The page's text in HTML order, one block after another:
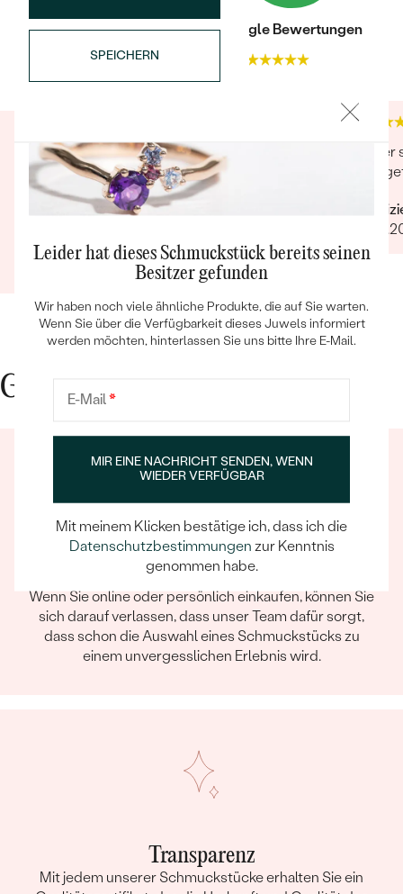
Bestseller
ANSEHEN
SPEICHERN
Trusted shop BewertungenGoogle Bewertungen
Sehr gut gearbeitet und von großartiger
Qualität. Stein,klar&rein. Lieferung hat nur 1 Tag
gedauert. Besser geht es nicht. Verpackung
traumhaft.Auch der Kontakt sehr freundlich
Eppi wirklich empfehlen.Vielen Dank
Verifizierter Kunde
Ganze Bewertung anzeigen
und
Gute Gründe für Eppi
Ein Eppi-sches Erlebnis
Wenn Sie online oder persönlich einkaufen, können Sie
sich darauf verlassen, dass unser Team dafür sorgt,
dass schon die Auswahl eines Schmuckstücks zu
einem unvergesslichen Erlebnis wird.
Transparenz
Mit jedem unserer Schmuckstücke erhalten Sie ein
Leider hat dieses Schmuckstück bereits seinen
Besitzer gefunden
Wir haben noch viele ähnliche Produkte, die auf Sie warten.
Wenn Sie über die Verfügbarkeit dieses Juwels informiert
werden möchten, hinterlassen Sie uns bitte Ihre E-Mail.
E-Mail*
MIR EINE NACHRICHT SENDEN, WENN
WIEDER VERFÜGBAR
Mit meinem Klicken bestätige ich, dass ich die
Datenschutzbestimmungen zur Kenntnis
genommen habe.